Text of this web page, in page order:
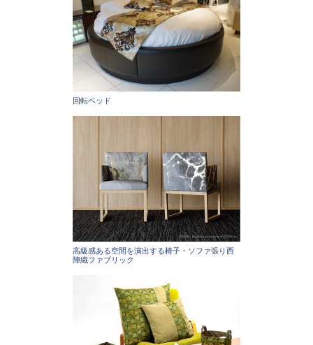
回転ベッド
高級感ある空間を演出する椅子・ソファ張り西
陣織ファブリック